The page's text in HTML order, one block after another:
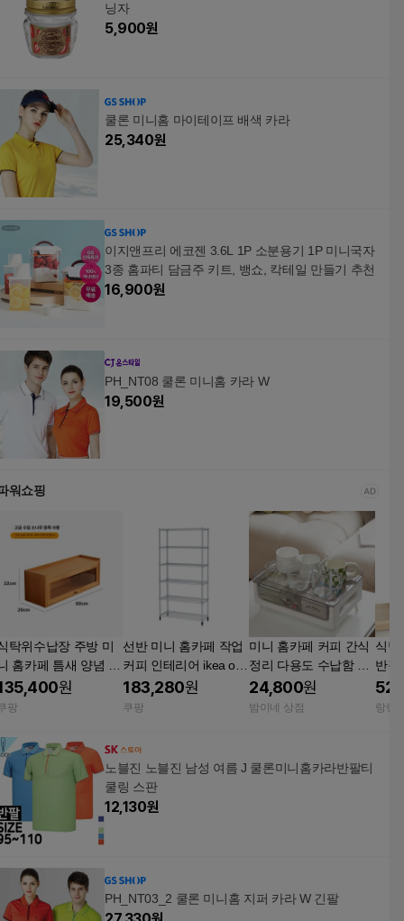
닝자
5,900원
쿨론 미니홈 마이테이프 배색 카라
25,340원
이지앤프리 에코젠 3.6L 1P 소분용기 1P 미니국자
3종 홈파티 담금주 키트, 뱅쇼, 칵테일 만들기 추천
16,900원
PH_NT08 쿨론 미니홈 카라 W
19,500원
워쇼핑
탁위수납장 주방 미
홈카페 틈새 양념 선
정리대 1단 기본 사 원
팡
선반 미니 홈카페 작업
커피 인테리어 ikea o r
오마르 조합 현대적이
고 단순한 실버 실버 92
183,280원
쿠팡
미니 홈카페 커피 간식
정리 다용도 수납함 1
단(2단)
24,800원
밤이네 상점
식탁
반장
주방
선반
랑랑
노블진 노블진 남성 여름 J 쿨론미니홈카라반팔티
쿨링 스판
12,130원
PH_NT03_2 쿨론 미니홈 지퍼 카라 W 긴팔